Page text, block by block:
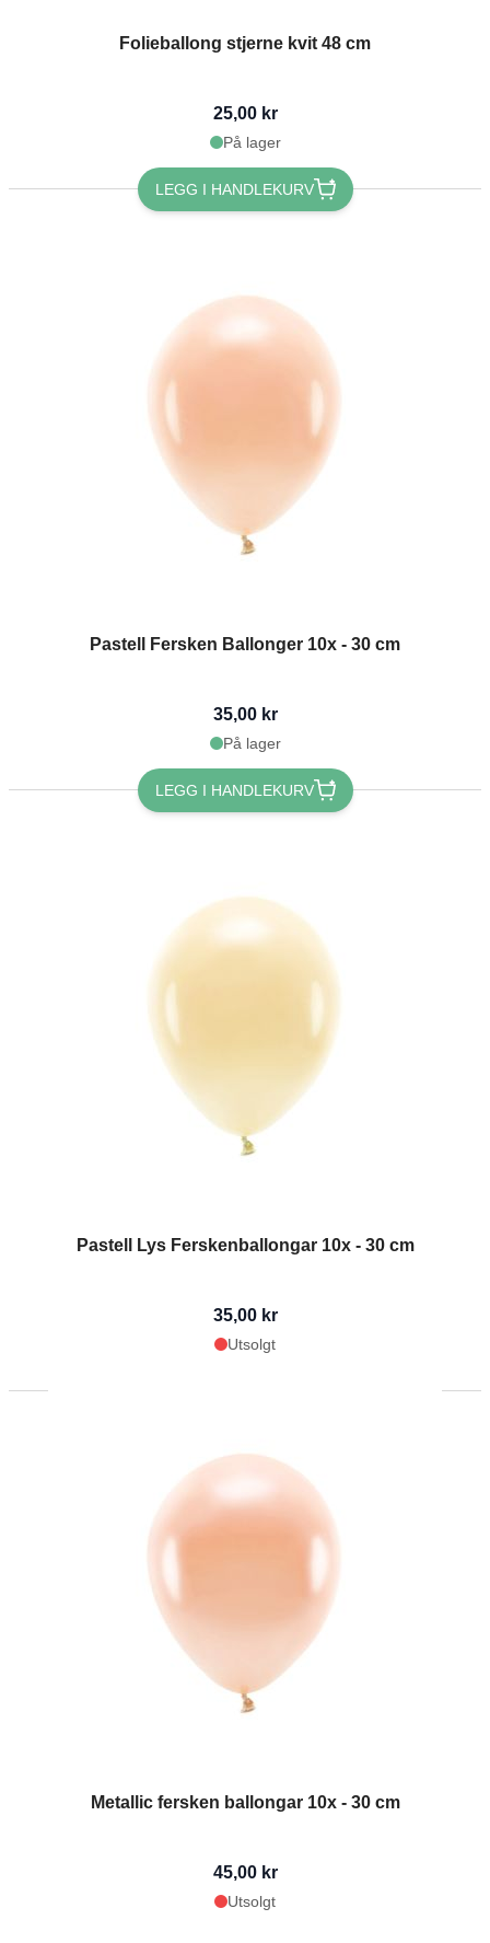
Folieballong stjerne kvit 48 cm
25,00 kr
På lager
LEGG I HANDLEKURV
Pastell Fersken Ballonger 10x - 30 cm
35,00 kr
På lager
LEGG I HANDLEKURV
Pastell Lys Ferskenballongar 10x - 30 cm
35,00 kr
Utsolgt
Metallic fersken ballongar 10x - 30 cm
45,00 kr
Utsolgt